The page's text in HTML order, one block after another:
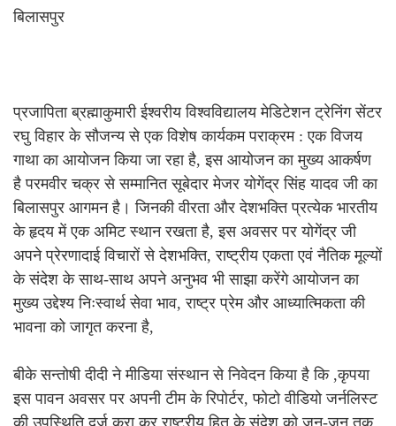
बिलासपुर
प्रजापिता ब्रह्माकुमारी ईश्वरीय विश्वविद्यालय मेडिटेशन ट्रेनिंग सेंटर
रघु विहार के सौजन्य से एक विशेष कार्यकम पराक्रम : एक विजय
गाथा का आयोजन किया जा रहा है, इस आयोजन का मुख्य आकर्षण
है परमवीर चक्र से सम्मानित सूबेदार मेजर योगेंद्र सिंह यादव जी का
बिलासपुर आगमन है। जिनकी वीरता और देशभक्ति प्रत्येक भारतीय
के हृदय में एक अमिट स्थान रखता है, इस अवसर पर योगेंद्र जी
अपने प्रेरणादाई विचारों से देशभक्ति, राष्ट्रीय एकता एवं नैतिक मूल्यों
के संदेश के साथ-साथ अपने अनुभव भी साझा करेंगे आयोजन का
मुख्य उद्देश्य निःस्वार्थ सेवा भाव, राष्ट्र प्रेम और आध्यात्मिकता की
भावना को जागृत करना है,
बीके सन्तोषी दीदी ने मीडिया संस्थान से निवेदन किया है कि ,कृपया
इस पावन अवसर पर अपनी टीम के रिपोर्टर, फोटो वीडियो जर्नलिस्ट
की उपस्थिति दर्ज करा कर राष्ट्रीय हित के संदेश को जन-जन तक